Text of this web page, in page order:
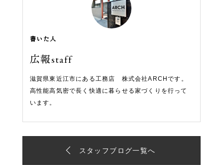
書いた人
広報staff
滋賀県東近江市にある工務店 株式会社ARCHです。
高性能高気密で長く快適に暮らせる家づくりを行って
います。
スタッフブログ一覧へ